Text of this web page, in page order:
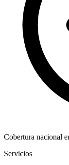
Cobertura nacional
Servicios